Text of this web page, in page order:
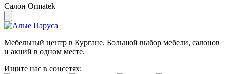
Салон Ormatek
Мебельный центр в Кургане. Большой выбор мебели, салонов
и акций в одном месте.
Ищите нас в соцсетях: